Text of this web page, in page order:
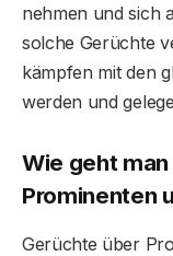
nehmen und sich
solche Gerüchte
kämpfen mit den
werden und
Wie geht
Prominenten
Gerüchte über